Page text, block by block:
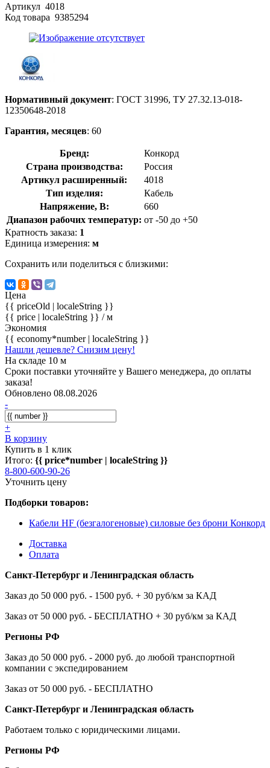
Артикул 4018
Код товара 9385294
Нормативный документ: ГОСТ 31996, ТУ 27.32.13-018-
12350648-2018
Гарантия, месяцев: 60
Бренд:
Конкорд
Страна производства:
Россия
Артикул расширенный:
4018
Тип изделия:
Кабель
Напряжение, В:
660
Диапазон рабочих температур: от -50 до +50
Кратность заказа: 1
Единица измерения: м
Сохранить или поделиться с близкими:
Цена
{{ priceOld | localeString }}
{{ price | localeString }} / м
Экономия
{{ economy*number | localeString }}
Нашли дешевле? Снизим цену!
На складе 10 м
Сроки поставки уточняйте у Вашего менеджера, до оплаты
заказа!
Обновлено 08.08.2026
-
+
В корзину
Купить в 1 клик
Итого: {{ price*number | localeString }}
8-800-600-90-26
Уточнить цену
Подборки товаров:
Кабели HF (безгалогеновые) силовые без брони Конкорд
Доставка
Оплата
Санкт-Петербург и Ленинградская область
Заказ до 50 000 руб. - 1500 руб. + 30 руб/км за КАД
Заказ от 50 000 руб. - БЕСПЛАТНО + 30 руб/км за КАД
Регионы РФ
Заказ до 50 000 руб. - 2000 руб. до любой транспортной
компании с экспедированием
Заказ от 50 000 руб. - БЕСПЛАТНО
Санкт-Петербург и Ленинградская область
Работаем только с юридическими лицами.
Регионы РФ